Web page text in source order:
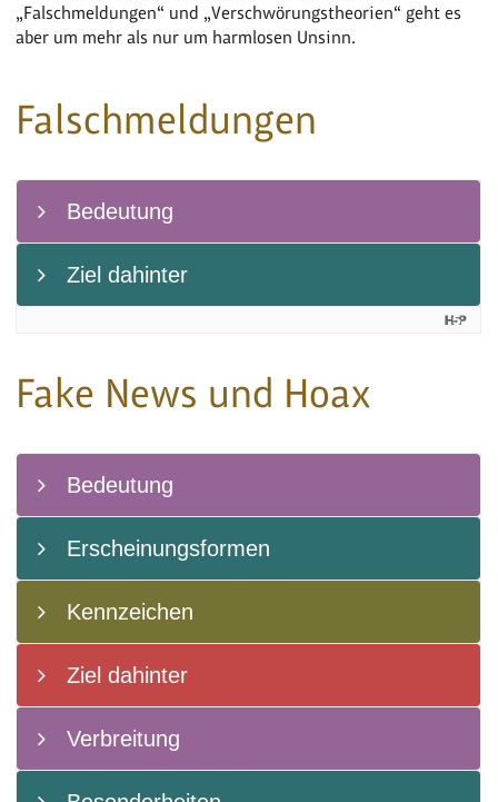
„Falschmeldungen“ und „Verschwörungstheorien“ geht es
aber um mehr als nur um harmlosen Unsinn.
Falschmeldungen
Fake News und Hoax